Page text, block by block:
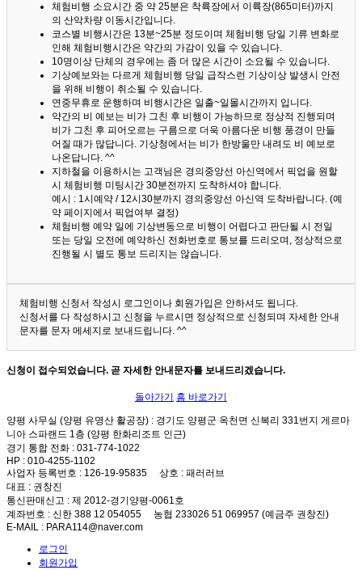
체험비행 소요시간 중 약 25분은 착륙장에서 이륙장(865미터)까지
의 산악차량 이동시간입니다.
코스별 비행시간은 13분~25분 정도이며 체험비행 당일 기류 변화로
인해 체험비행시간은 약간의 가감이 있을 수 있습니다.
10명이상 단체의 경우에는 좀 더 많은 시간이 소요될 수 있습니다.
기상예보와는 다르게 체험비행 당일 급작스런 기상이상 발생시 안전
을 위해 비행이 취소될 수 있습니다.
연중무휴로 운행하며 비행시간은 일출~일몰시간까지 입니다.
약간의 비 예보는 비가 그친 후 비행이 가능하므로 정상적 진행되며
비가 그친 후 피어오르는 구름으로 더욱 아름다운 비행 풍경이 만들
어질 때가 많답니다. 기상청에서는 비가 한방울만 내려도 비 예보로
나온답니다. ^^
지하철을 이용하시는 고객님은 경의중앙선 아신역에서 픽업을 원할
시 체험비행 미팅시간 30분전까지 도착하셔야 합니다.
예시 : 1시예약 / 12시30분까지 경의중앙선 아신역 도착바랍니다. (예
약 페이지에서 픽업여부 결정)
체험비행 예약 일에 기상변동으로 비행이 어렵다고 판단될 시 전일
또는 당일 오전에 예약하신 전화번호로 통보를 드리오며, 정상적으로
진행될 시 별도 통보 드리지는 않습니다.
체험비행 신청서 작성시 로그인이나 회원가입은 안하셔도 됩니다.
신청서를 다 작성하시고 신청을 누르시면 정상적으로 신청되며 자세한 안내
문자를 문자 메세지로 보내드립니다. ^^
신청이 접수되었습니다. 곧 자세한 안내문자를 보내드리겠습니다.
돌아가기 홈 바로가기
양평 사무실 (양평 유명산 활공장) : 경기도 양평군 옥천면 신복리 331번지 게르마
니아 스파랜드 1층 (양평 한화리조트 인근)
경기 통합 전화 : 031-774-1022
HP : 010-4255-1102
사업자 등록번호 : 126-19-95835 상호 : 패러러브
대표 : 권창진
통신판매신고 : 제 2012-경기양평-0061호
계좌번호 : 신한 388 12 054055 농협 233026 51 069957 (예금주 권창진)
E-MAIL : PARA114@naver.com
로그인
회원가입